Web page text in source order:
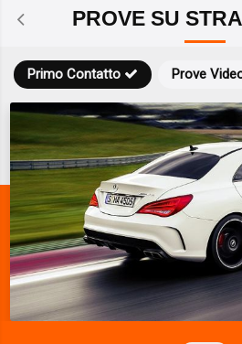
PROVE SU
Prove
Primo Contatto